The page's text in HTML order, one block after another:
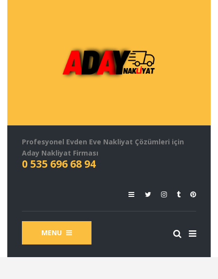
Profesyonel Evden Eve Nakliyat Çözümleri için
Aday Nakliyat Firması
0 535 696 68 94
MENU